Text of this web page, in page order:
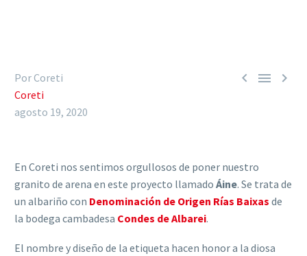
  
Por Coreti
Coreti
agosto 19, 2020
En Coreti nos sentimos orgullosos de poner nuestro
granito de arena en este proyecto llamado Áine. Se trata de
un albariño con Denominación de Origen Rías Baixas de
la bodega cambadesa Condes de Albarei.
El nombre y diseño de la etiqueta hacen honor a la diosa